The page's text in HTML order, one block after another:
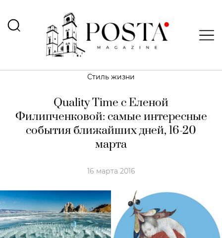
Стиль жизни
Quality Time с Еленой
Филипченковой: самые интересные
события ближайших дней, 16-20
марта
16 марта 2016